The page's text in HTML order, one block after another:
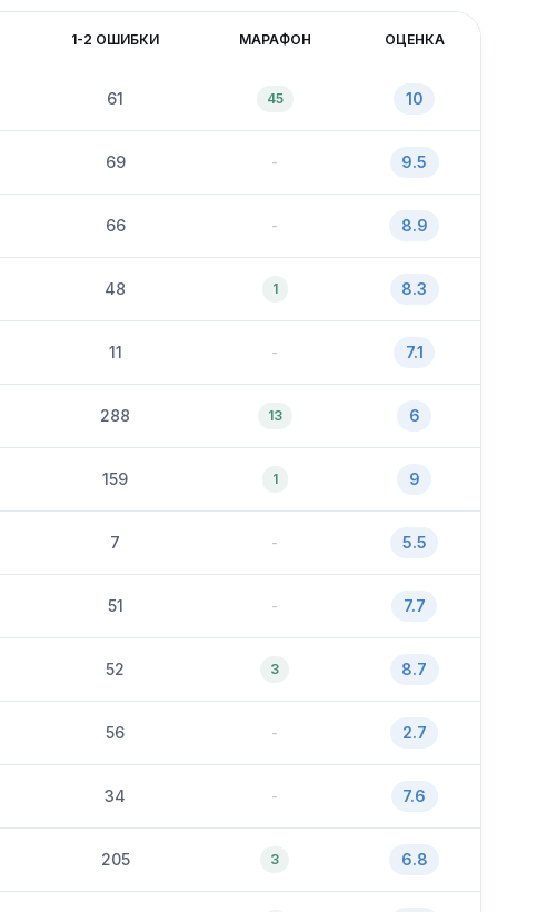
1-2 ОШИБКИ МАРАФОН ОЦЕНКА
61 45 10
69 - 9.5
66 - 8.9
48 1 8.3
11 - 7.1
288 13 6
159 1 9
7 - 5.5
51 - 7.7
52 3 8.7
56 - 2.7
34 - 7.6
205 3 6.8